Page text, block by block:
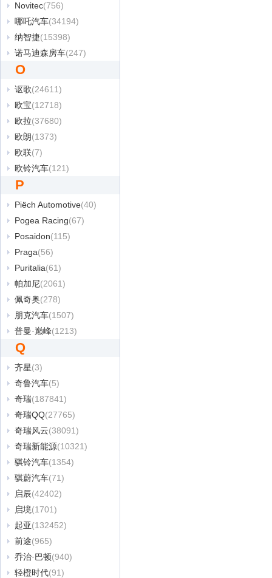
Novitec(756)
哪吒汽车(34194)
纳智捷(15398)
诺马迪森房车(247)
O
讴歌(24611)
欧宝(12718)
欧拉(37680)
欧朗(1373)
欧联(7)
欧铃汽车(121)
P
Piëch Automotive(40)
Pogea Racing(67)
Posaidon(115)
Praga(56)
Puritalia(61)
帕加尼(2061)
佩奇奥(278)
朋克汽车(1507)
普曼·巅峰(1213)
Q
齐星(3)
奇鲁汽车(5)
奇瑞(187841)
奇瑞QQ(27765)
奇瑞风云(38091)
奇瑞新能源(10321)
骐铃汽车(1354)
骐蔚汽车(71)
启辰(42402)
启境(1701)
起亚(132452)
前途(965)
乔治·巴顿(940)
轻橙时代(91)